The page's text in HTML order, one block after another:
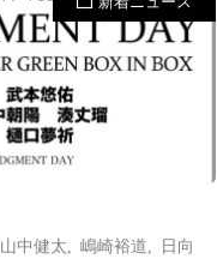
山中健太 ,嶋崎裕道
日向